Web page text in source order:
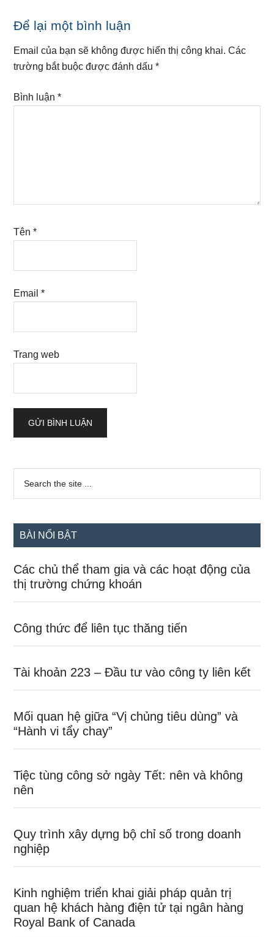
Reader
Interactions
Để lại một bình luận
Email của bạn sẽ không được hiển thị công khai. Các
trường bắt buộc được đánh dấu*
Bình luận*
Tên*
Email*
Trang web
Sidebar
chính
...
BÀI NỔI BẬT
Các chủ thể tham gia và các hoạt động của
thị trường chứng khoán
Công thức để liên tục thăng tiến
Tài khoản 223 – Đầu tư vào công ty liên kết
Mối quan hệ giữa “Vị chủng tiêu dùng” và
“Hành vi tẩy chay”
Tiệc tùng công sở ngày Tết: nên và không
nên
Quy trình xây dựng bộ chỉ số trong doanh
nghiệp
Kinh nghiệm triển khai giải pháp quản trị
quan hệ khách hàng điện tử tại ngân hàng
Royal Bank of Canada